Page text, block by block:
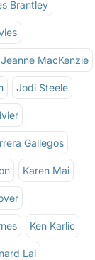
Brantley
Jeanne MacKenzie
Jodi Steele
Gallegos
Karen Mai
Ken Karlic
Lai